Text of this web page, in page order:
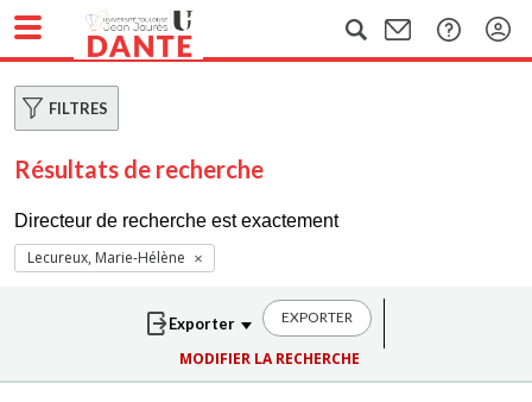
FILTRES
Résultats de recherche
Directeur de recherche est exactement
Lecureux, Marie-Hélène
EXPORTER
MODIFIER LA RECHERCHE